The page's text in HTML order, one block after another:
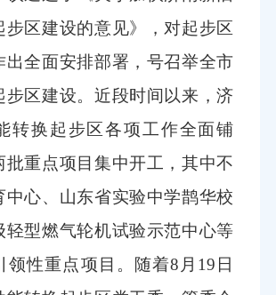
步区建设的意见》，对起步区
出全面安排部署，号召举全市
步区建设。近段时间以来，济
转换起步区各项工作全面铺
批重点项目集中开工，其中不
中心、山东省实验中学鹊华校
轻型燃气轮机试验示范中心等
领性重点项目。随着8月19日